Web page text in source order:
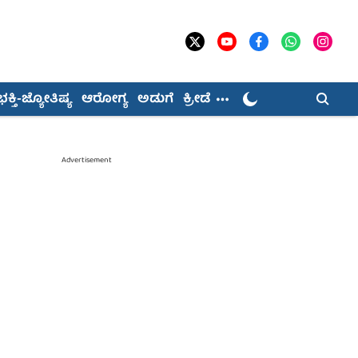
ಜ್ಯೋತಿಷ್ಯ ಆರೋಗ್ಯ ಅಡುಗೆ ಕ್ರೀಡೆ
Advertisement